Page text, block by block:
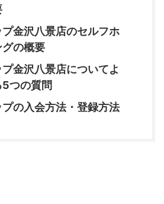
金沢八景店のセルフホ
の概要
金沢八景店についてよ
5つの質問
の入会方法・登録方法